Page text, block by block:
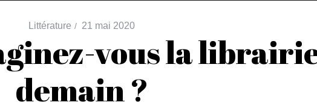
Littérature 21 mai 2020
vous la
demain ?